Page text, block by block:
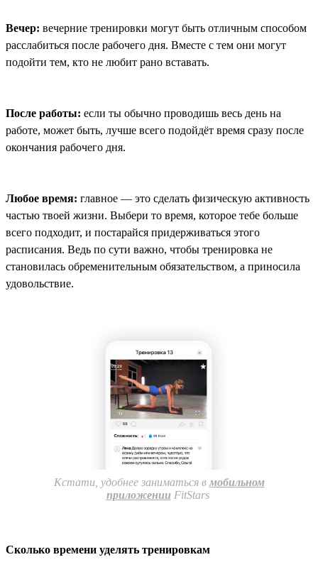
Вечер: вечерние тренировки могут быть отличным способом
расслабиться после рабочего дня. Вместе с тем они могут
подойти тем, кто не любит рано вставать.
После работы: если ты обычно проводишь весь день на
работе, может быть, лучше всего подойдёт время сразу после
окончания рабочего дня.
Любое время: главное — это сделать физическую активность
частью твоей жизни. Выбери то время, которое тебе больше
всего подходит, и постарайся придерживаться этого
расписания. Ведь по сути важно, чтобы тренировка не
становилась обременительным обязательством, а приносила
удовольствие.
Кстати, удобнее заниматься вмобильном
приложенииFitStars
Сколько времени уделять тренировкам